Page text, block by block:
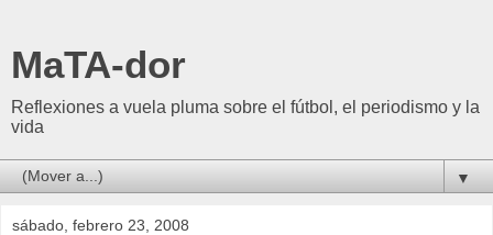
MaTA-dor
Reflexiones a vuela pluma sobre el fútbol, el periodismo y la
vida
▼
sábado, febrero 23, 2008